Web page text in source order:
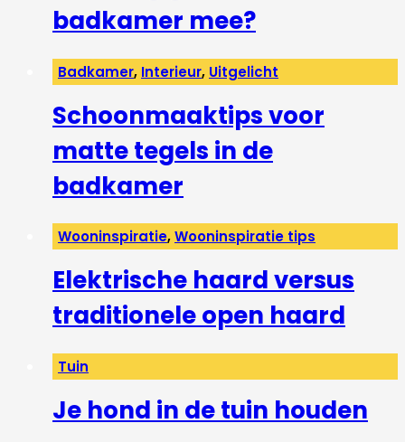
badkamer mee?
Badkamer, Interieur, Uitgelicht
Schoonmaaktips voor
matte tegels in de
badkamer
Wooninspiratie,Wooninspiratie tips
Elektrische haard versus
traditionele open haard
Tuin
Je hond in de tuin houden